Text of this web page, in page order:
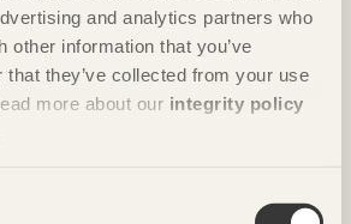
and analytics partners who
other information that you’ve
that they’ve collected from your use
more about our integrity policy